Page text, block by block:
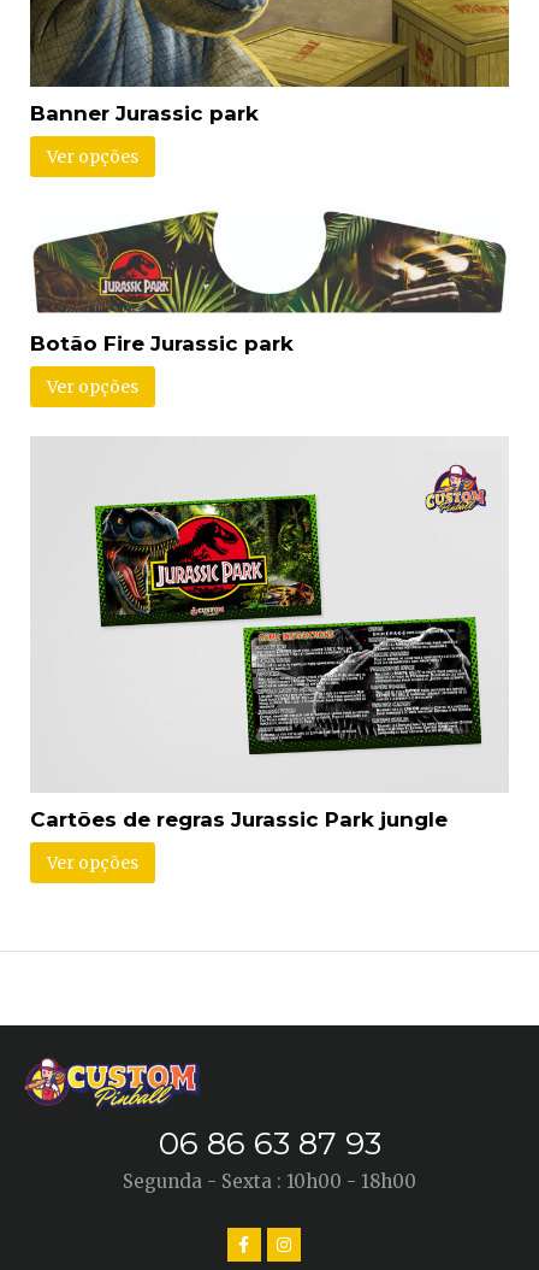
Banner Jurassic park
Ver opções
Botão Fire Jurassic park
Ver opções
Cartões de regras Jurassic Park jungle
Ver opções
06 86 63 87 93
Segunda - Sexta : 10h00 - 18h00